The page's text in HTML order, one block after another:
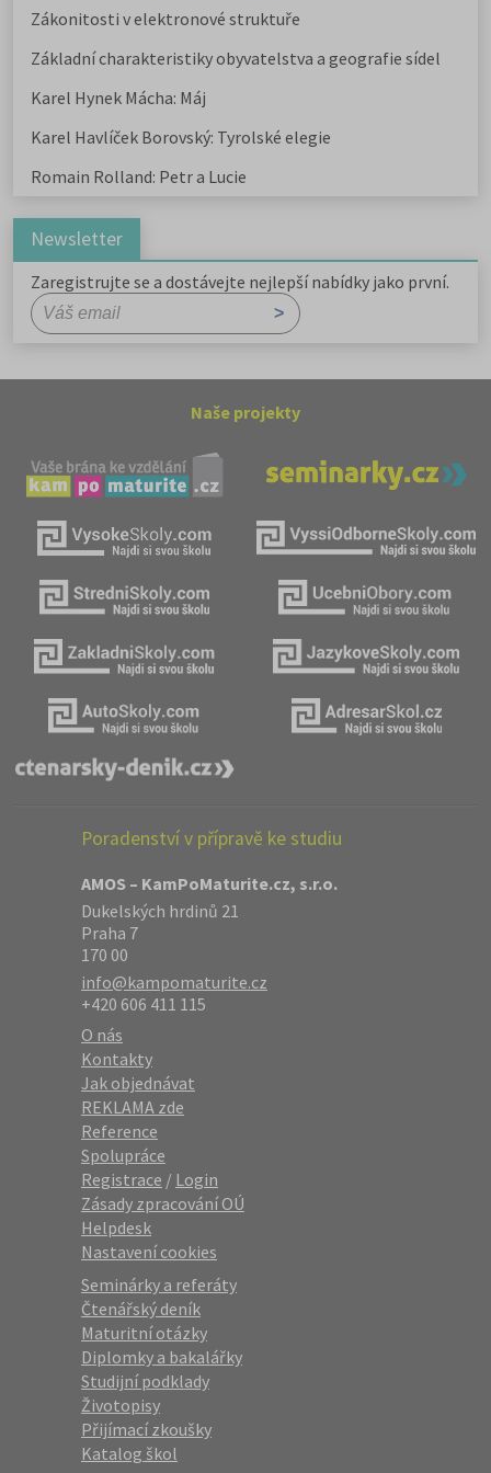
Zákonitosti v elektronové struktuře
Základní charakteristiky obyvatelstva a geografie sídel
Karel Hynek Mácha: Máj
Karel Havlíček Borovský: Tyrolské elegie
Romain Rolland: Petr a Lucie
Newsletter
Zaregistrujte se a dostávejte nejlepší nabídky jako první.
Naše projekty
Poradenství v přípravě ke studiu
AMOS – KamPoMaturite.cz, s.r.o.
Dukelských hrdinů 21
Praha 7
170 00
info@kampomaturite.cz
+420 606 411 115
O nás
Kontakty
Jak objednávat
REKLAMA zde
Reference
Spolupráce
Registrace / Login
Zásady zpracování OÚ
Helpdesk
Nastavení cookies
Seminárky a referáty
Čtenářský deník
Maturitní otázky
Diplomky a bakalářky
Studijní podklady
Životopisy
Přijímací zkoušky
Katalog škol